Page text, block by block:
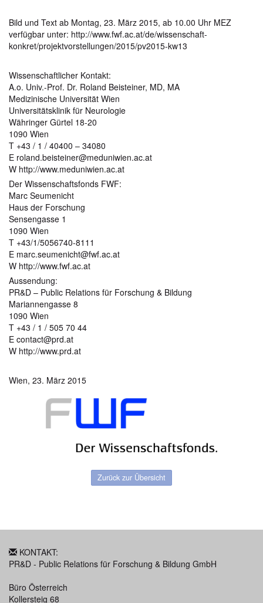
Bild und Text ab Montag, 23. März 2015, ab 10.00 Uhr MEZ
verfügbar unter: http://www.fwf.ac.at/de/wissenschaft-
konkret/projektvorstellungen/2015/pv2015-kw13
Wissenschaftlicher Kontakt:
A.o. Univ.-Prof. Dr. Roland Beisteiner, MD, MA
Medizinische Universität Wien
Universitätsklinik für Neurologie
Währinger Gürtel 18-20
1090 Wien
T +43 / 1 / 40400 – 34080
E roland.beisteiner@meduniwien.ac.at
W http://www.meduniwien.ac.at
Der Wissenschaftsfonds FWF:
Marc Seumenicht
Haus der Forschung
Sensengasse 1
1090 Wien
T +43/1/5056740-8111
E marc.seumenicht@fwf.ac.at
W http://www.fwf.ac.at
Aussendung:
PR&D – Public Relations für Forschung & Bildung
Mariannengasse 8
1090 Wien
T +43 / 1 / 505 70 44
E contact@prd.at
W http://www.prd.at
Wien, 23. März 2015
Zurück zur Übersicht
KONTAKT:
PR&D - Public Relations für Forschung & Bildung GmbH
Büro Österreich
Kollersteig 68